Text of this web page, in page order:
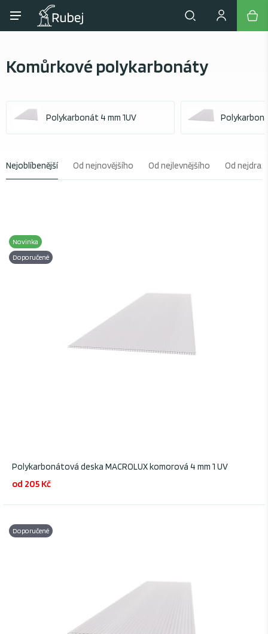
Komůrkové polykarbonáty
Polykarbonát 4 mm 1UV
Nejoblíbenější Od nejnovějšího Od nejlevnějšího Od
Novinka
Doporučené
Polykarbonátová deska MACROLUX komorová 4 mm 1 UV
od 205 Kč
Doporučené